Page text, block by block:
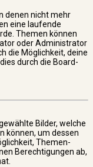
denen nicht mehr
eine laufende
Themen können
oder Administrator
die Möglichkeit, deine
durch die Board-
Bilder, welche
können, um dessen
Themen-
Berechtigungen ab,